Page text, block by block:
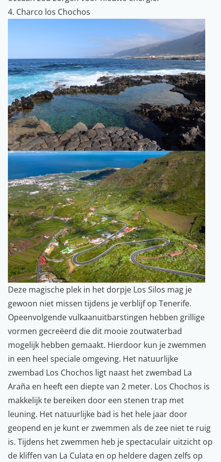
4. Charco los Chochos
Deze magische plek in het dorpje Los Silos mag je
gewoon niet missen tijdens je verblijf op Tenerife.
Opeenvolgende vulkaanuitbarstingen hebben grillige
vormen gecreëerd die dit mooie zoutwaterbad
mogelijk hebben gemaakt. Hierdoor kun je zwemmen
in een heel speciale omgeving. Het natuurlijke
zwembad Los Chochos ligt naast het zwembad La
Araña en heeft een diepte van 2 meter. Los Chochos is
makkelijk te bereiken door een stenen trap met
leuning. Het natuurlijke bad is het hele jaar door
geopend en je kunt er zwemmen als de zee niet te ruig
is. Tijdens het zwemmen heb je spectaculair uitzicht op
de kliffen van La Culata en op heldere dagen zelfs op